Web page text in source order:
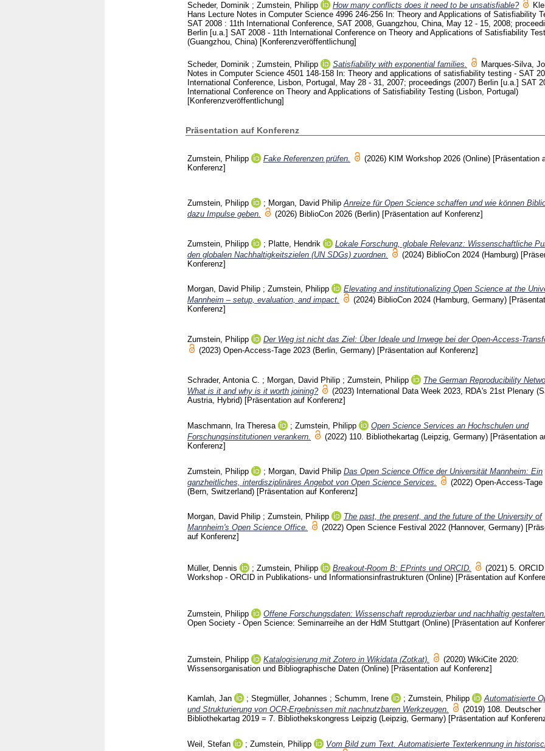
Scheder, Dominik ; Zumstein, Philipp How many conflicts does it need to be unsatisfiable?
Hans Lecture Notes in Computer Science 4996 246-256 In: Theory and Applications of Satisfiability
SAT 2008 : 11th International Conference, SAT 2008, Guangzhou, China, May 12 - 15, 2008;
Berlin [u.a.] SAT 2008 - 11th International Conference on Theory and Applications of Satisfiability
(Guangzhou, China) [Konferenzveröffentlichung]
Scheder, Dominik ; Zumstein, Philipp Satisfiability with exponential families.
Marques-Silva,
Notes in Computer Science 4501 148-158 In: Theory and applications of satisfiability testing - SAT
International Conference, Lisbon, Portugal, May 28 - 31, 2007; proceedings (2007) Berlin [u.a.] SAT
International Conference on Theory and Applications of Satisfiability Testing (Lisbon, Portugal)
[Konferenzveröffentlichung]
Präsentation auf Konferenz
Zumstein, Philipp Fake Referenzen prüfen. (2026) KIM Workshop 2026 (Online) [Präsentation
Konferenz]
Zumstein, Philipp ; Morgan, David Philip Anreize für Open Science schaffen und wie können
dazu Impulse geben.
(2026) BiblioCon 2026 (Berlin) [Präsentation auf Konferenz]
Zumstein, Philipp ; Platte, Hendrik
Lokale Forschung, globale Relevanz: Wissenschaftliche
den globalen Nachhaltigkeitszielen (UN SDGs) zuordnen.
(2024) BiblioCon 2024 (Hamburg)
Konferenz]
Morgan, David Philip ; Zumstein, Philipp
Elevating and institutionalizing Open Science at the
Mannheim – setup, evaluation, and impact.
(2024) BiblioCon 2024 (Hamburg, Germany)
Konferenz]
Zumstein, Philipp
Der Weg ist nicht das Ziel: Über Ideale und Irrwege bei der Open-Access-
(2023) Open-Access-Tage 2023 (Berlin, Germany) [Präsentation auf Konferenz]
Schrader, Antonia C. ; Morgan, David Philip ; Zumstein, Philipp
The German Reproducibility
What is it and why is it worth joining?
(2023) International Data Week 2023, RDA's 21st Plenary
Austria, Hybrid) [Präsentation auf Konferenz]
Maschmann, Ira Theresa ; Zumstein, Philipp
Open Science Services an Hochschulen und
Forschungsinstitutionen verankern.
(2022) 110. Bibliothekartag (Leipzig, Germany) [Präsentation
Konferenz]
Zumstein, Philipp ; Morgan, David Philip Das Open Science Office der Universität Mannheim: Ein
ganzheitliches, interdisziplinäres Angebot von Open Science Services.
(2022) Open-Access-Tage
(Bern, Switzerland) [Präsentation auf Konferenz]
Morgan, David Philip ; Zumstein, Philipp
The past, the present, and the future of the University of
Mannheim's Open Science Office.
(2022) Open Science Festival 2022 (Hannover, Germany)
auf Konferenz]
Müller, Dennis ; Zumstein, Philipp Breakout-Room B: EPrints und ORCID. (2021) 5.
Workshop - ORCID in Publikations- und Informationsinfrastrukturen (Online) [Präsentation auf
Zumstein, Philipp
Offene Forschungsdaten: Wissenschaft reproduzierbar und nachhaltig
Open Society - Open Science: Seminarreihe an der HdM Stuttgart (Online) [Präsentation auf
Zumstein, Philipp Katalogisierung mit Zotero in Wikidata (Zotkat). (2020) WikiCite 2020:
Wissensorganisation und Bibliographische Daten (Online) [Präsentation auf Konferenz]
Kamlah, Jan ; Stegmüller, Johannes ; Schumm, Irene ; Zumstein, Philipp
Automatisierte
und Strukturierung von OCR-Ergebnissen mit nachnutzbaren Werkzeugen.
(2019) 108. Deutscher
Bibliothekartag 2019 = 7. Bibliothekskongress Leipzig (Leipzig, Germany) [Präsentation auf
Weil, Stefan ; Zumstein, Philipp
Vom Bild zum Text. Automatisierte Texterkennung in